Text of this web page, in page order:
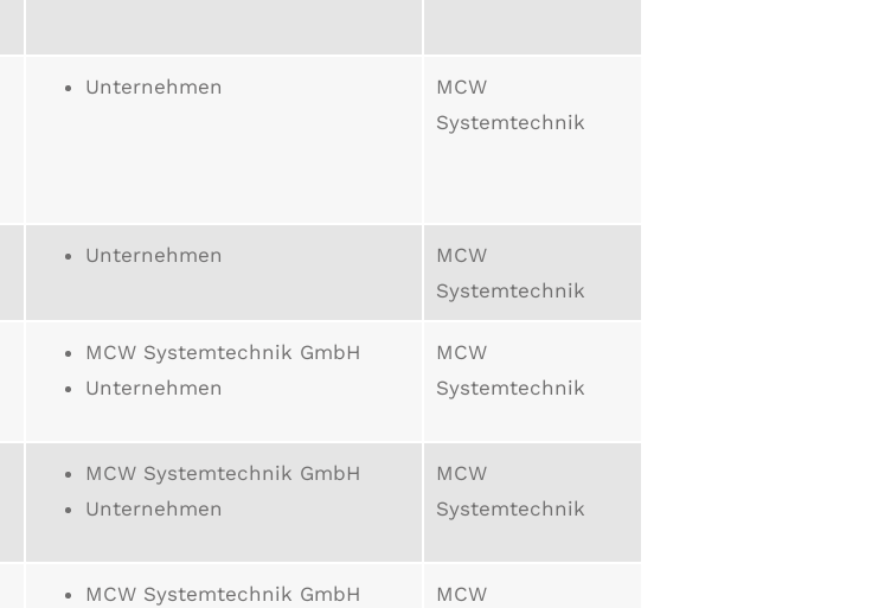
Unternehmen
MCW
Systemtechnik
Unternehmen
MCW
Systemtechnik
MCW Systemtechnik GmbH
Unternehmen
MCW
Systemtechnik
MCW Systemtechnik GmbH
Unternehmen
MCW
Systemtechnik
MCW Systemtechnik GmbH
MCW